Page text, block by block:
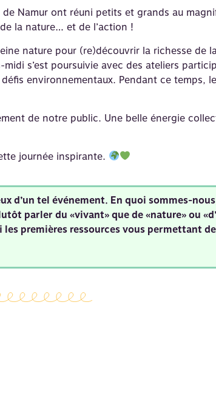
Namur ont réuni petits et grands au
la nature… et de l’action !
nature pour (re)découvrir la richesse de
s’est poursuivie avec des ateliers
environnementaux. Pendant ce temps,
de notre public. Une belle énergie
journée inspirante.
d’un tel événement. En quoi sommes-
parler du «vivant» que de «nature» ou
les premières ressources vous permettant